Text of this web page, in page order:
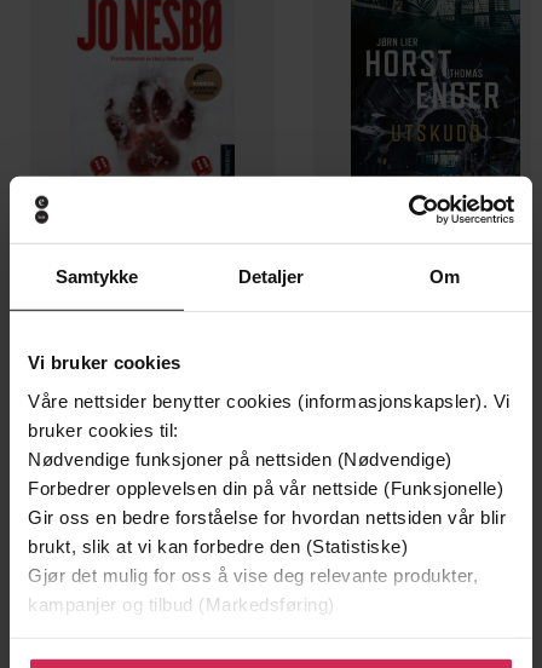
Samtykke Detaljer Om
Vi bruker cookies
Våre nettsider benytter cookies (informasjonskapsler). Vi
bruker cookies til:
Nødvendige funksjoner på nettsiden (Nødvendige)
Forbedrer opplevelsen din på vår nettside (Funksjonelle)
Gir oss en bedre forståelse for hvordan nettsiden vår blir
brukt, slik at vi kan forbedre den (Statistiske)
Gjør det mulig for oss å vise deg relevante produkter,
kampanjer og tilbud (Markedsføring)
Klikk på «Godta alle» for å gi oss ditt samtykke til å
199,-
Jo Nesbø
EBOK
349,-
EBOK
Undertittel
A Summer of Letting Go, Loving from Afar
and 21 Jars of Tomato Sauce
Forfattere Laura Munson(forfatter)